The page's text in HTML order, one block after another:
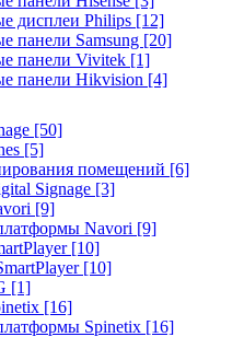
дисплеи Philips [12]
панели Samsung [20]
панели Vivitek [1]
панели Hikvision [4]
[50]
[5]
помещений [6]
Signage [3]
[9]
Navori [9]
[10]
[10]
[1]
[16]
Spinetix [16]